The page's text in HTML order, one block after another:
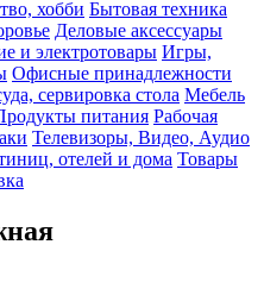
хобби Бытовая техника
Деловые аксессуары
и электротовары Игры,
Офисные принадлежности
сервировка стола Мебель
питания Рабочая
Телевизоры, Видео, Аудио
отелей и дома Товары